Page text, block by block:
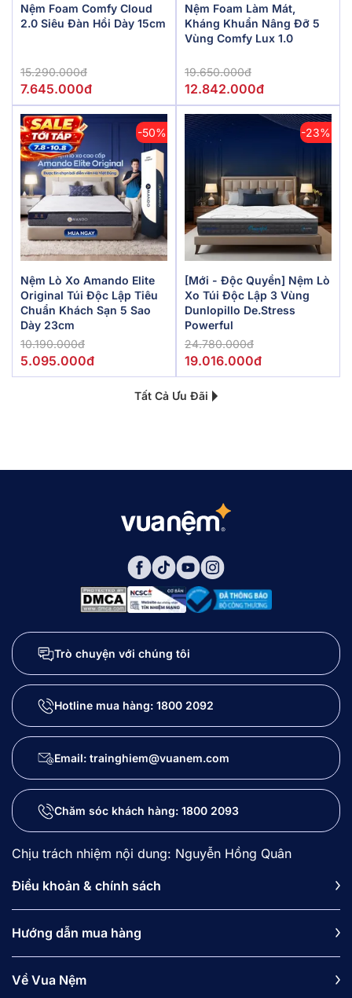
Nệm Foam Comfy Cloud
2.0 Siêu Đàn Hồi Dày 15cm
15.290.000đ
7.645.000đ
Nệm Foam Làm Mát,
Kháng Khuẩn Nâng Đỡ 5
Vùng Comfy Lux 1.0
19.650.000đ
12.842.000đ
-50%
Nệm Lò Xo Amando Elite
Original Túi Độc Lập Tiêu
Chuẩn Khách Sạn 5 Sao
Dày 23cm
10.190.000đ
5.095.000đ
-23%
[Mới - Độc Quyền] Nệm Lò
Xo Túi Độc Lập 3 Vùng
Dunlopillo De.Stress
Powerful
24.780.000đ
19.016.000đ
Tất Cả Ưu Đãi
Trò chuyện với chúng tôi
Hotline mua hàng: 1800 2092
Email: trainghiem@vuanem.com
Chăm sóc khách hàng: 1800 2093
Chịu trách nhiệm nội dung: Nguyễn Hồng Quân
Điều khoản & chính sách
Hướng dẫn mua hàng
Về Vua Nệm